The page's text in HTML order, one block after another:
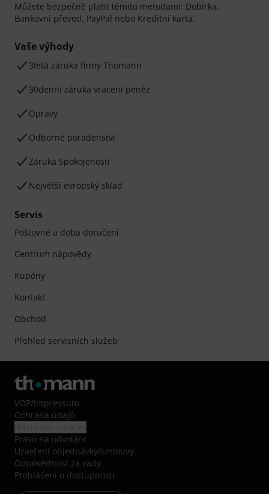
Můžete bezpečně platit těmito metodami: Dobírka,
Bankovní převod, PayPal nebo Kreditní karta.
Vaše výhody
3letá záruka firmy Thomann
30denní záruka vrácení peněz
Opravy
Odborné poradenství
Záruka Spokojenosti
Největší evropský sklad
Servis
Poštovné a doba doručení
Centrum nápovědy
Kupóny
Kontakt
Obchod
Přehled servisních služeb
VOP/Impressum
Ochrana údajů
Právo na odvolání
Uzavření objednávky/smlouvy
Odpovědnost za vady
Prohlášení o dostupnosti